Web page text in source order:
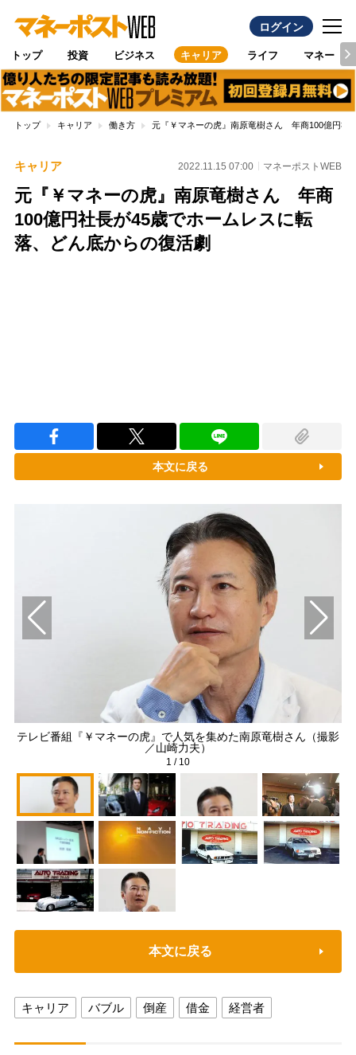
ログイン
トップ 投資 ビジネス キャリア ライフ マネー
トップ キャリア 働き方 元『￥マネーの虎』南原竜樹さん 年商100億円社
キャリア 2022.11.15 07:00 マネーポストWEB
元『￥マネーの虎』南原竜樹さん 年商
100億円社長が45歳でホームレスに転
落、どん底からの復活劇
本文に戻る
テレビ番組『￥マネーの虎』で人気を集めた南原竜樹さん（撮影
／山崎力夫）
1 / 10
本文に戻る
キャリア バブル 倒産 借金 経営者